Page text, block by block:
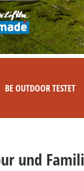
BE OUTDOOR TESTET
und